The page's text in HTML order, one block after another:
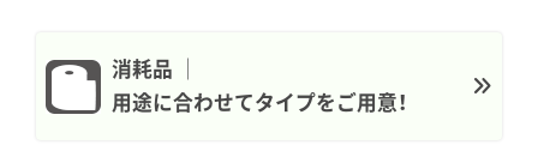
消耗品 │
用途に合わせてタイプをご用意！